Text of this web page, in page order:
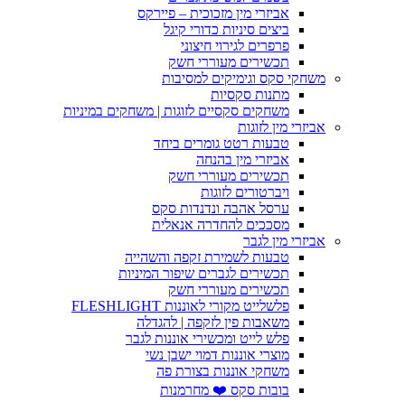
אביזרי מין מזכוכית – פיירקס
ביצים סיניות כדורי קיגל
פרפרים לגירוי חיצוני
תכשירים מעוררי חשק
משחקי סקס וגימיקים למסיבות
מתנות סקסיות
משחקים סקסיים לזוגות | משחקים במיניות
אביזרי מין לזוגות
טבעות רטט גומרים ביחד
אביזרי מין בהנחה
תכשירים מעוררי חשק
ויברטורים לזוגות
ערסל אהבה ונדנדות סקס
מסככים להחדרה אנאלית
אביזרי מין לגבר
טבעות לשמירת זקפה והשהייה
תכשירים לגברים שיפור המיניות
תכשירים מעוררי חשק
פלשלייט מקורי לאוננות FLESHLIGHT
משאבות פין לזקפה | להגדלה
פלש לייט ומכשירי אוננות לגבר
מוצרי אוננות דמוי ישבן נשי
משחקי אוננות בצורת פה
בובות סקס ❤️ מחרמנות